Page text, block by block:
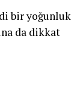
bir yoğunluk
da dikkat